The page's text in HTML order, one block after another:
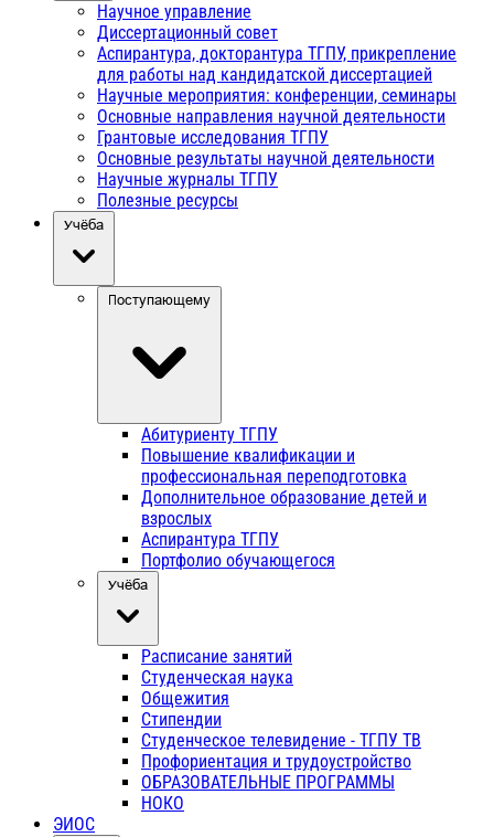
Научное управление
Диссертационный совет
Аспирантура, докторантура ТГПУ, прикрепление
для работы над кандидатской диссертацией
Научные мероприятия: конференции, семинары
Основные направления научной деятельности
Грантовые исследования ТГПУ
Основные результаты научной деятельности
Научные журналы ТГПУ
Полезные ресурсы
Учёба
Поступающему
Абитуриенту ТГПУ
Повышение квалификации и
профессиональная переподготовка
Дополнительное образование детей и
взрослых
Аспирантура ТГПУ
Портфолио обучающегося
Учёба
Расписание занятий
Студенческая наука
Общежития
Стипендии
Студенческое телевидение - ТГПУ ТВ
Профориентация и трудоустройство
ОБРАЗОВАТЕЛЬНЫЕ ПРОГРАММЫ
НОКО
ЭИОС